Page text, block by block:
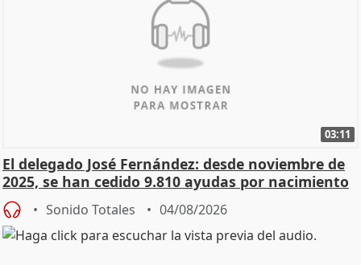
03:11
El delegado José Fernández: desde noviembre de
2025, se han cedido 9.810 ayudas por nacimiento
Sonido Totales 04/08/2026